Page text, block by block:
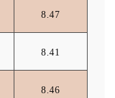
8.47
8.41
8.46